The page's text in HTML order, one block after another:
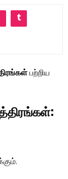
பற்றிய